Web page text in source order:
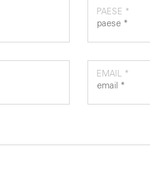
PAESE *
EMAIL *